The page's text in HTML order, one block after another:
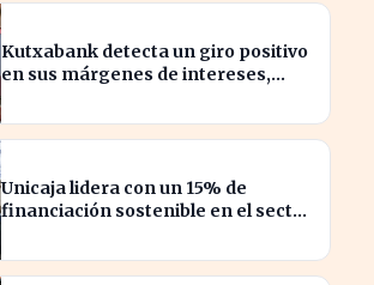
Kutxabank detecta un giro positivo
en sus márgenes de intereses,
Unicaja lidera con un 15% de
financiación sostenible en el sector